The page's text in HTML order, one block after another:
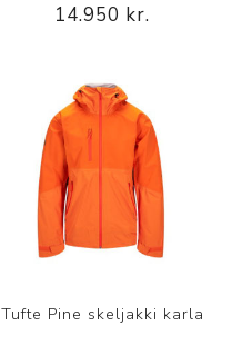
14.950 kr.
Tufte Pine skeljakki karla